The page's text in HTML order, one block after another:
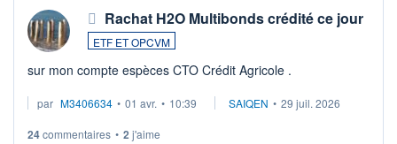
Rachat H2O Multibonds crédité ce jour
ETF ET OPCVM
sur mon compte espèces CTO Crédit Agricole .
par M3406634 • 01 avr. • 10:39 SAIQEN • 29 juil. 2026
24commentaires • 2 j'aime